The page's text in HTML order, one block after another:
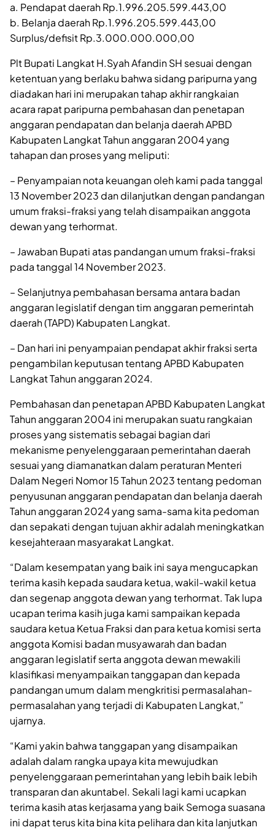
a. Pendapat daerah Rp.1.996.205.599.443,00
b. Belanja daerah Rp.1.996.205.599.443,00
Surplus/defisit Rp.3.000.000.000,00
Plt Bupati Langkat H.Syah Afandin SH sesuai dengan
ketentuan yang berlaku bahwa sidang paripurna yang
diadakan hari ini merupakan tahap akhir rangkaian
acara rapat paripurna pembahasan dan penetapan
anggaran pendapatan dan belanja daerah APBD
Kabupaten Langkat Tahun anggaran 2004 yang
tahapan dan proses yang meliputi:
– Penyampaian nota keuangan oleh kami pada tanggal
13 November 2023 dan dilanjutkan dengan pandangan
umum fraksi-fraksi yang telah disampaikan anggota
dewan yang terhormat.
– Jawaban Bupati atas pandangan umum fraksi-fraksi
pada tanggal 14 November 2023.
– Selanjutnya pembahasan bersama antara badan
anggaran legislatif dengan tim anggaran pemerintah
daerah (TAPD) Kabupaten Langkat.
– Dan hari ini penyampaian pendapat akhir fraksi serta
pengambilan keputusan tentang APBD Kabupaten
Langkat Tahun anggaran 2024.
Pembahasan dan penetapan APBD Kabupaten Langkat
Tahun anggaran 2004 ini merupakan suatu rangkaian
proses yang sistematis sebagai bagian dari
mekanisme penyelenggaraan pemerintahan daerah
sesuai yang diamanatkan dalam peraturan Menteri
Dalam Negeri Nomor 15 Tahun 2023 tentang pedoman
penyusunan anggaran pendapatan dan belanja daerah
Tahun anggaran 2024 yang sama-sama kita pedoman
dan sepakati dengan tujuan akhir adalah meningkatkan
kesejahteraan masyarakat Langkat.
“Dalam kesempatan yang baik ini saya mengucapkan
terima kasih kepada saudara ketua, wakil-wakil ketua
dan segenap anggota dewan yang terhormat. Tak lupa
ucapan terima kasih juga kami sampaikan kepada
saudara ketua Ketua Fraksi dan para ketua komisi serta
anggota Komisi badan musyawarah dan badan
anggaran legislatif serta anggota dewan mewakili
klasifikasi menyampaikan tanggapan dan kepada
pandangan umum dalam mengkritisi permasalahan-
permasalahan yang terjadi di Kabupaten Langkat,”
ujarnya.
“Kami yakin bahwa tanggapan yang disampaikan
adalah dalam rangka upaya kita mewujudkan
penyelenggaraan pemerintahan yang lebih baik lebih
transparan dan akuntabel. Sekali lagi kami ucapkan
terima kasih atas kerjasama yang baik Semoga suasana
ini dapat terus kita bina kita pelihara dan kita lanjutkan